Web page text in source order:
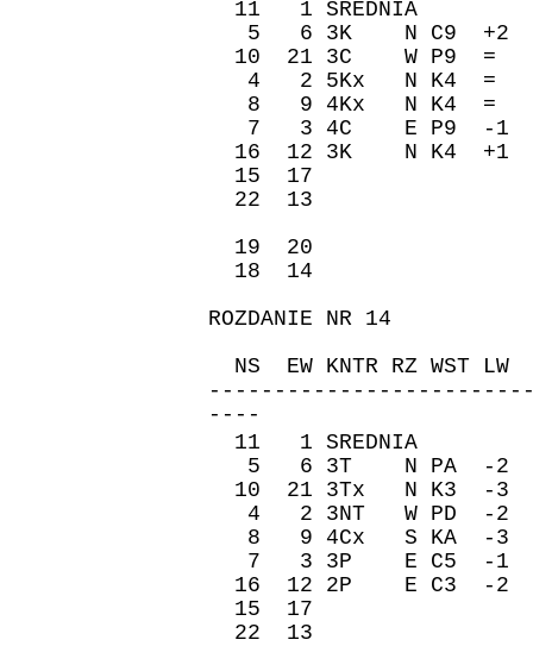
11 1 SREDNIA
5 6 3K N C9 +2
10 21 3C W P9 =
4 2 5Kx N K4 =
8 9 4Kx N K4 =
7 3 4C E P9 -1
16 12 3K N K4
15 17 -200
22 13 150
19 20 130
18 14 150
ROZDANIE NR 14
NS EW KNTR RZ WST
----
11 1 SREDNIA
5 6 3T N PA -2
10 21 3Tx N K3 -
4 2 3NT W PD -
8 9 4Cx S KA -
7 3 3P E C5 -1
16 12 2P E C3 -
15 17 -150
22 13 100